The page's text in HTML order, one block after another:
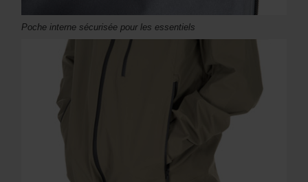
Poche interne sécurisée pour les essentiels